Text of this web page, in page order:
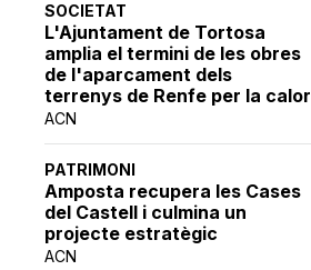
SOCIETAT
L'Ajuntament de Tortosa
amplia el termini de les obres
de l'aparcament dels
terrenys de Renfe per la calor
ACN
PATRIMONI
Amposta recupera les Cases
del Castell i culmina un
projecte estratègic
ACN